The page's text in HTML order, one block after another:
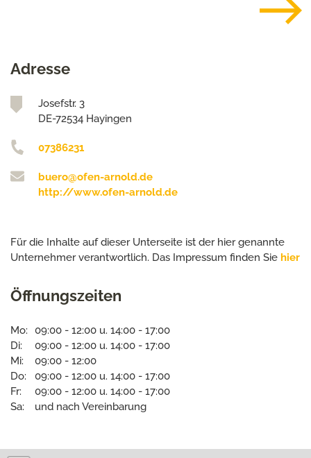
Adresse
Josefstr. 3
DE-72534 Hayingen
07386231
buero@ofen-arnold.de
http://www.ofen-arnold.de
Für die Inhalte auf dieser Unterseite ist der hier genannte
Unternehmer verantwortlich. Das Impressum finden Sie hier
Öffnungszeiten
Mo:
09:00 - 12:00 u. 14:00 - 17:00
Di:
09:00 - 12:00 u. 14:00 - 17:00
Mi:
09:00 - 12:00
Do:
09:00 - 12:00 u. 14:00 - 17:00
Fr:
09:00 - 12:00 u. 14:00 - 17:00
Sa:
und nach Vereinbarung